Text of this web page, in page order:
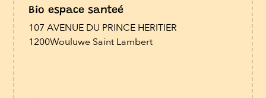
Bio espace santeé
107 AVENUE DU PRINCE HERITIER
1200Wouluwe Saint Lambert